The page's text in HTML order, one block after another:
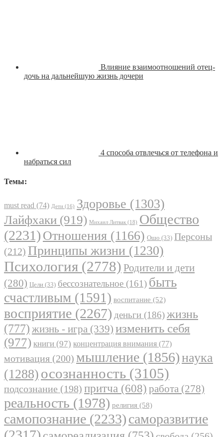
Влияние взаимоотношений отец-
дочь на дальнейшую жизнь дочери
4 способа отвлечься от телефона и
набраться сил
Темы:
must read (74) Дети (16) Здоровье (1303)
Лайфхаки (919) Михаил Литвак (18) Общество
(2231) Отношения (1166) Ошо (33) Персоны
(212) Принципы жизни (1230)
Психология (2778) Родители и дети
(280) Цели (33) бессознательное (161) быть
счастливым (1591) воспитание (52)
восприятие (2267) деньги (186)жизнь
(777) жизнь - игра (339) изменить себя
(977) книги (97) концентрация внимания (77)
мотивация (200) мышление (1856)наука
(1288) осознанность (3105)
подсознание (198) притча (608) работа (278)
реальность (1978) религия (58)
самопознание (2233)саморазвитие